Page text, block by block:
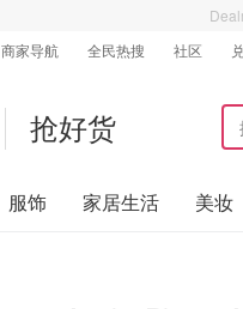
商家导航 全民热搜 社区
抢好货
服饰 家居生活 美妆